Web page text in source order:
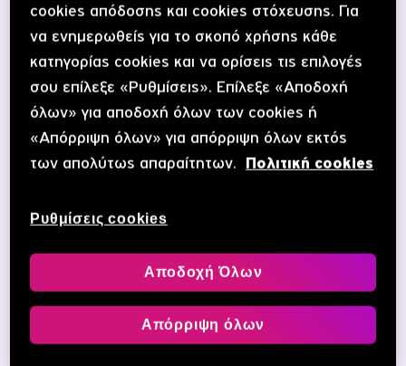
στο Petroom!
cookies απόδοσης και cookies στόχευσης. Για
να ενημερωθείς για το σκοπό χρήσης κάθε
κατηγορίας cookies και να ορίσεις τις επιλογές
σου επίλεξε «Ρυθμίσεις». Επίλεξε «Αποδοχή
όλων» για αποδοχή όλων των cookies ή
«Απόρριψη όλων» για απόρριψη όλων εκτός
των απολύτως απαραίτητων.
Πολιτική cookies
Ρυθμίσεις cookies
Απόρριψη όλων
Αποδοχή Όλων